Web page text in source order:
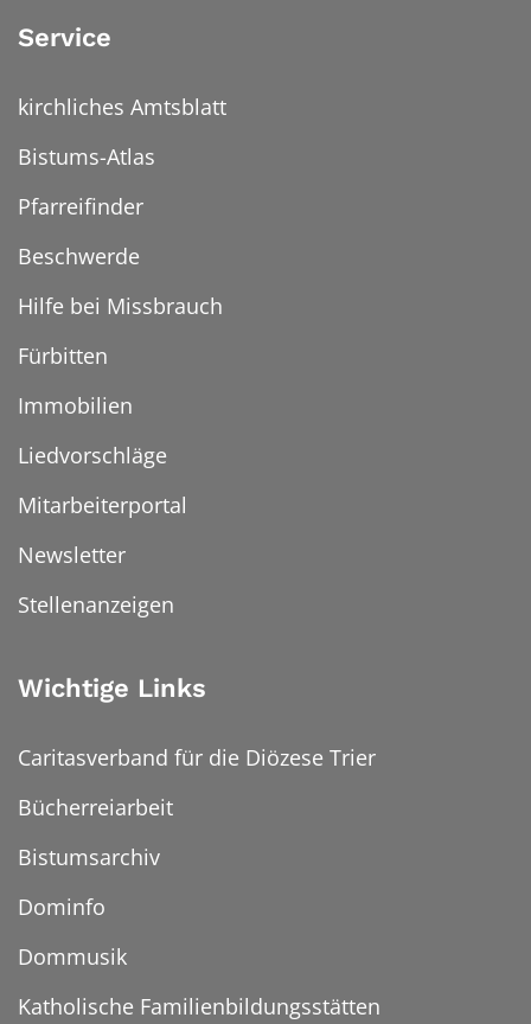
Service
kirchliches Amtsblatt
Bistums-Atlas
Pfarreifinder
Beschwerde
Hilfe bei Missbrauch
Fürbitten
Immobilien
Liedvorschläge
Mitarbeiterportal
Newsletter
Stellenanzeigen
Wichtige Links
Caritasverband für die Diözese Trier
Bücherreiarbeit
Bistumsarchiv
Dominfo
Dommusik
Katholische Familienbildungsstätten